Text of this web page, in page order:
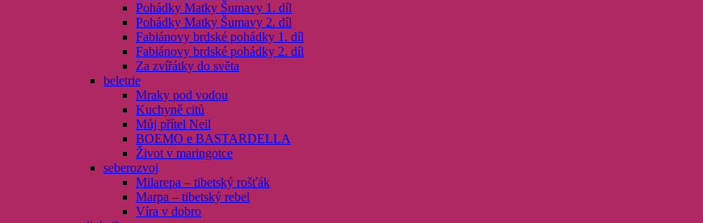
Pohádky Matky Šumavy 1. díl
Pohádky Matky Šumavy 2. díl
Fabiánovy brdské pohádky 1. díl
Fabiánovy brdské pohádky 2. díl
Za zvířátky do světa
beletrie
Mraky pod vodou
Kuchyně citů
Můj přítel Neil
BOEMO e BASTARDELLA
Život v maringotce
seberozvoj
Milarepa – tibetský rošťák
Marpa – tibetský rebel
Víra v dobro